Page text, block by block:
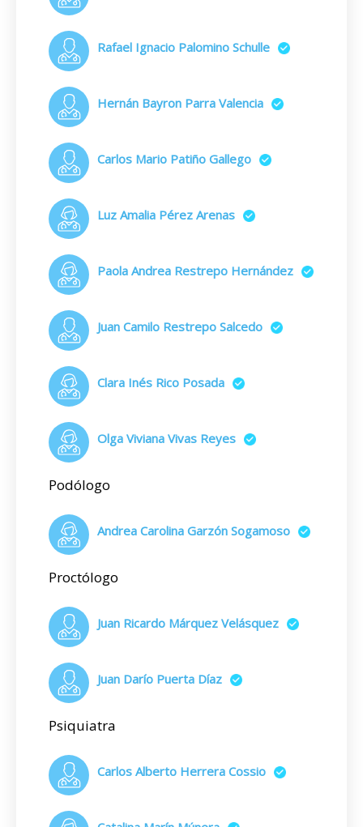
Rafael Ignacio Palomino Schulle
Hernán Bayron Parra Valencia
Carlos Mario Patiño Gallego
Luz Amalia Pérez Arenas
Paola Andrea Restrepo Hernández
Juan Camilo Restrepo Salcedo
Clara Inés Rico Posada
Olga Viviana Vivas Reyes
Podólogo
Andrea Carolina Garzón Sogamoso
Proctólogo
Juan Ricardo Márquez Velásquez
Juan Darío Puerta Díaz
Psiquiatra
Carlos Alberto Herrera Cossio